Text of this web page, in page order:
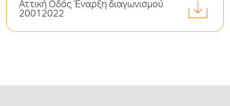
Αττική Οδός Έναρξη διαγωνισμού
20012022